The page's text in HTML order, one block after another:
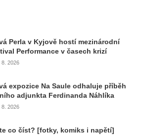
Perla v Kyjově hostí mezinárodní
Performance v časech krizí
8. 2026
expozice Na Saule odhaluje příběh
adjunkta Ferdinanda Náhlíka
8. 2026
co číst? [fotky, komiks i napětí]